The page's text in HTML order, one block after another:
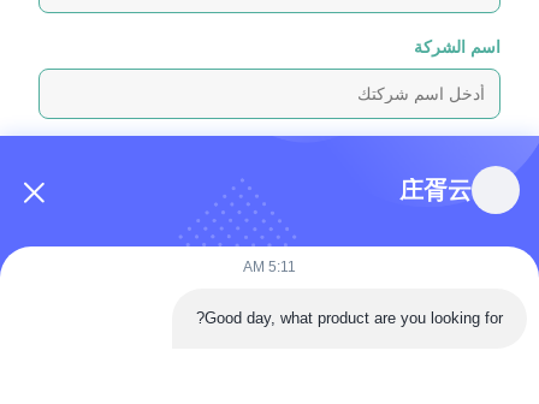
اسم الشركة
庄胥云
5:11 AM
Good day, what product are you looking for?